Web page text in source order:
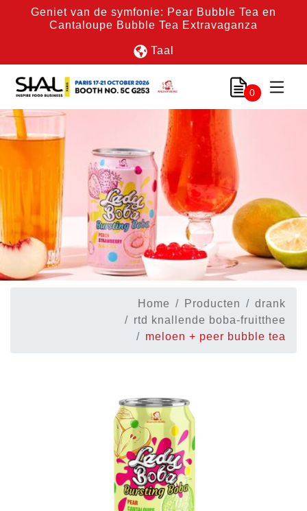
Geniet van de symfonie: Pear Bubble Tea en
Cantaloupe Bubble Tea Extravaganza
Taal
0
Home Producten
drank
rtd knallende boba-fruitthee
meloen + peer bubble tea